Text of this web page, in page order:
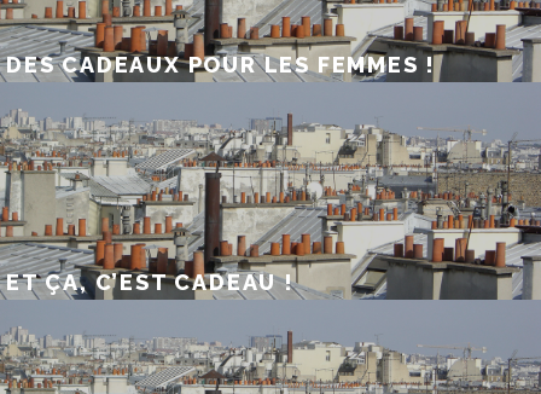
DES CADEAUX POUR LES FEMMES !
ET ÇA, C’EST CADEAU !